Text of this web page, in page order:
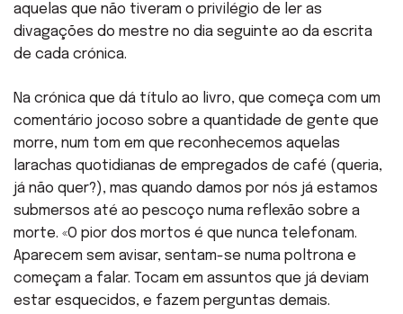
aquelas que não tiveram o privilégio de ler as
divagações do mestre no dia seguinte ao da escrita
de cada crónica.
Na crónica que dá título ao livro, que começa com um
comentário jocoso sobre a quantidade de gente que
morre, num tom em que reconhecemos aquelas
larachas quotidianas de empregados de café (queria,
já não quer?), mas quando damos por nós já estamos
submersos até ao pescoço numa reflexão sobre a
morte. «O pior dos mortos é que nunca telefonam.
Aparecem sem avisar, sentam-se numa poltrona e
começam a falar. Tocam em assuntos que já deviam
estar esquecidos, e fazem perguntas demais.